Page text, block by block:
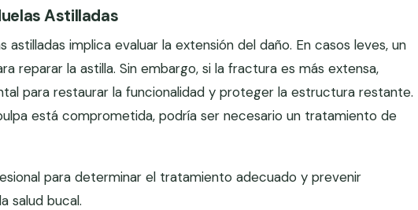
Astilladas
implica evaluar la extensión del daño. En casos leves, un
reparar la astilla. Sin embargo, si la fractura es más extensa,
para restaurar la funcionalidad y proteger la estructura restante.
está comprometida, podría ser necesario un tratamiento de
para determinar el tratamiento adecuado y prevenir
salud bucal.